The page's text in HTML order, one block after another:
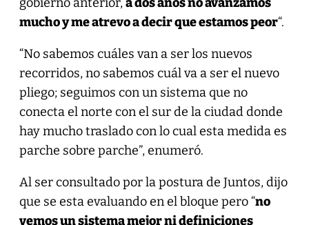
mucho y me atrevo a decir que estamos peor“.
“No sabemos cuáles van a ser los nuevos
recorridos, no sabemos cuál va a ser el nuevo
pliego; seguimos con un sistema que no
conecta el norte con el sur de la ciudad donde
hay mucho traslado con lo cual esta medida es
parche sobre parche”, enumeró.
Al ser consultado por la postura de Juntos, dijo
que se esta evaluando en el bloque pero “no
vemos un sistema mejor ni definiciones